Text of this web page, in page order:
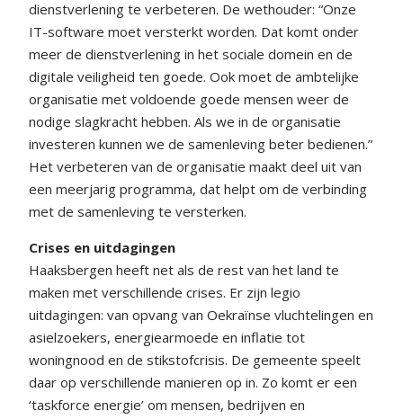
dienstverlening te verbeteren. De wethouder: “Onze
IT-software moet versterkt worden. Dat komt onder
meer de dienstverlening in het sociale domein en de
digitale veiligheid ten goede. Ook moet de ambtelijke
organisatie met voldoende goede mensen weer de
nodige slagkracht hebben. Als we in de organisatie
investeren kunnen we de samenleving beter bedienen.”
Het verbeteren van de organisatie maakt deel uit van
een meerjarig programma, dat helpt om de verbinding
met de samenleving te versterken.
Crises en uitdagingen
Haaksbergen heeft net als de rest van het land te
maken met verschillende crises. Er zijn legio
uitdagingen: van opvang van Oekraïnse vluchtelingen en
asielzoekers, energiearmoede en inflatie tot
woningnood en de stikstofcrisis. De gemeente speelt
daar op verschillende manieren op in. Zo komt er een
‘taskforce energie’ om mensen, bedrijven en